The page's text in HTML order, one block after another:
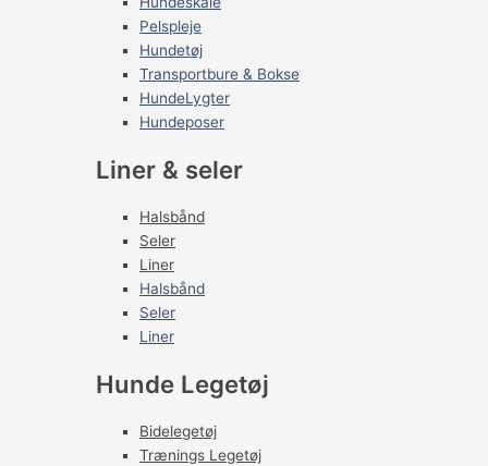
Pelspleje
Hundetøj
Transportbure & Bokse
HundeLygter
Hundeposer
Liner & seler
Halsbånd
Seler
Liner
Halsbånd
Seler
Liner
Hunde Legetøj
Bidelegetøj
Trænings Legetøj